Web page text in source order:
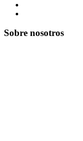
Sobre nosotros